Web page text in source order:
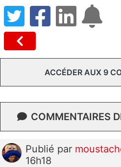
ACCÉDER AUX 9
COMMENTAIRES
Publié par
16h18